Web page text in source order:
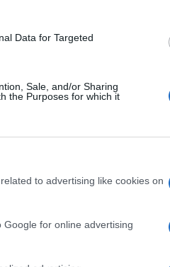
Data for Targeted
Sale, and/or Sharing
the Purposes for which it
to advertising like cookies on
for online advertising